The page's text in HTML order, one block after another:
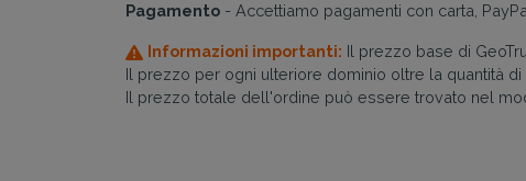
Pagamento - Accettiamo pagamenti con carta,
Informazioni importanti: Il prezzo base di
Il prezzo per ogni ulteriore dominio oltre la quantità di
Il prezzo totale dell'ordine può essere trovato nel